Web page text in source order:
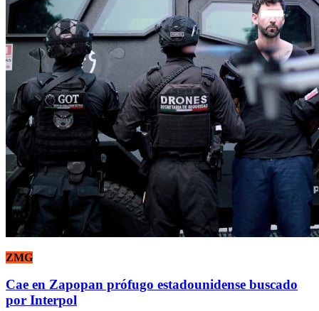
ZMG
Cae en Zapopan prófugo estadounidense buscado
por Interpol